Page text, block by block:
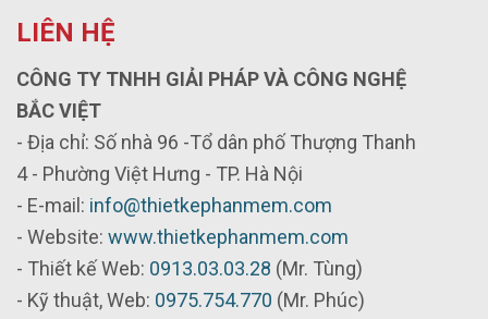
LIÊN HỆ
CÔNG TY TNHH GIẢI PHÁP VÀ CÔNG NGHỆ
BẮC VIỆT
- Địa chỉ: Số nhà 96 -Tổ dân phố Thượng Thanh
4 - Phường Việt Hưng - TP. Hà Nội
- E-mail: info@thietkephanmem.com
- Website: www.thietkephanmem.com
- Thiết kế Web: 0913.03.03.28 (Mr. Tùng)
- Kỹ thuật, Web: 0975.754.770 (Mr. Phúc)